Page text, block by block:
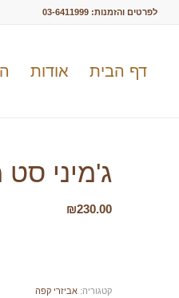
לפרטים והזמנות: 03-6411999
דף הבית אודות
ג'מיני
₪230.00
קטגוריה: אביזרי קפה